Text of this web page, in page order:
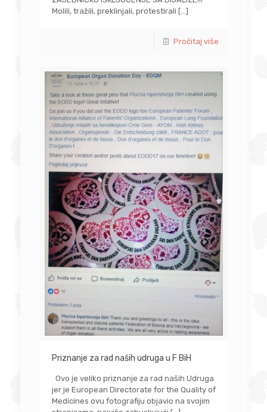
Molili, tražili, preklinjali, protestirali […]
Pročitaj više
Priznanje za rad naših udruga u F BiH
Ovo je veliko priznanje za rad naših Udruga
jer je European Directorate for the Quality of
Medicines ovu fotografiju objavio na svojim